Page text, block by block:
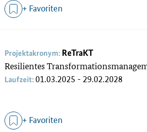
+ Favoriten
Projektakronym: ReTraKT
Resilientes
Laufzeit:01.03.2025 - 29.02.2028
+ Favoriten